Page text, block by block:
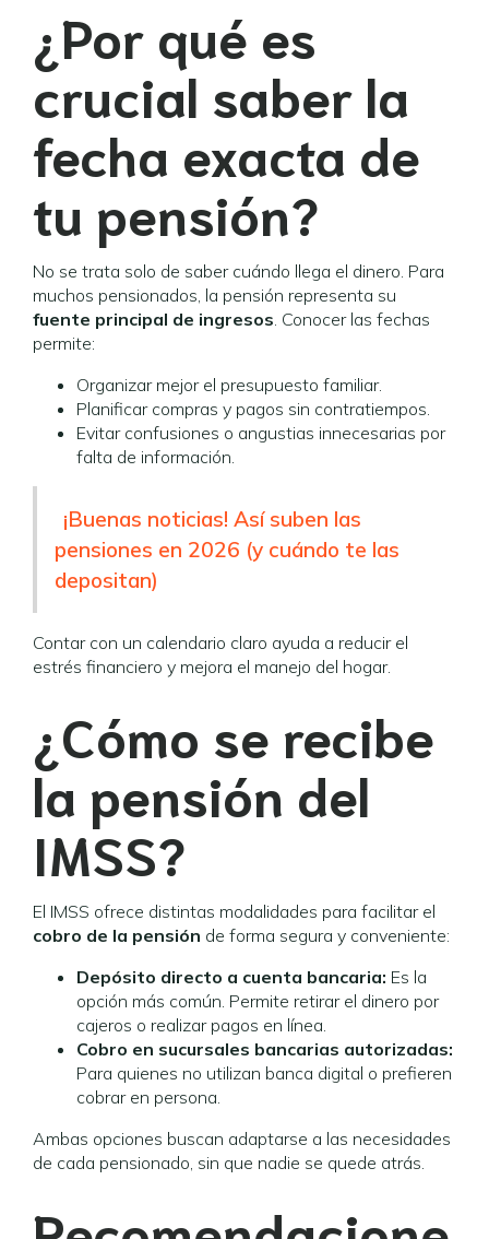
¿Por qué es
crucial saber la
fecha exacta de
tu pensión?
No se trata solo de saber cuándo llega el dinero. Para
muchos pensionados, la pensión representa su
fuente principal de ingresos. Conocer las fechas
permite:
Organizar mejor el presupuesto familiar.
Planificar compras y pagos sin contratiempos.
Evitar confusiones o angustias innecesarias por
falta de información.
¡Buenas noticias! Así suben las
pensiones en 2026 (y cuándo te las
depositan)
Contar con un calendario claro ayuda a reducir el
estrés financiero y mejora el manejo del hogar.
¿Cómo se recibe
la pensión del
IMSS?
El IMSS ofrece distintas modalidades para facilitar el
cobro de la pensión de forma segura y conveniente:
Depósito directo a cuenta bancaria: Es la
opción más común. Permite retirar el dinero por
cajeros o realizar pagos en línea.
Cobro en sucursales bancarias autorizadas:
Para quienes no utilizan banca digital o prefieren
cobrar en persona.
Ambas opciones buscan adaptarse a las necesidades
de cada pensionado, sin que nadie se quede atrás.